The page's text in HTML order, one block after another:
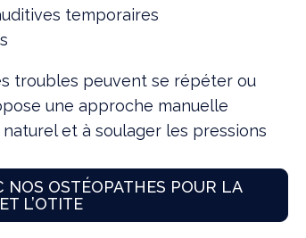
temporaires
troubles peuvent se répéter ou
une approche manuelle
et à soulager les pressions
NOS OSTÉOPATHES POUR LA
L’OTITE